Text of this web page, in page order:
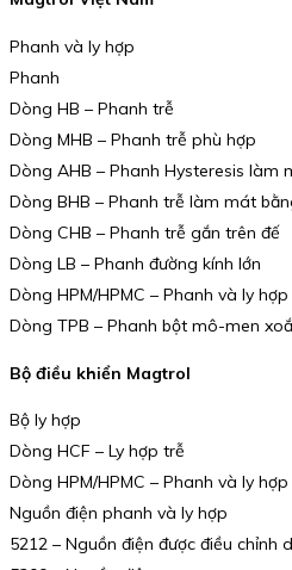
Phanh và ly hợp
Phanh
Dòng HB – Phanh trễ
Dòng MHB – Phanh trễ phù hợp
Dòng AHB – Phanh Hysteresis làm
Dòng BHB – Phanh trễ làm mát
Dòng CHB – Phanh trễ gắn trên đế
Dòng LB – Phanh đường kính lớn
Dòng HPM/HPMC – Phanh và ly
Dòng TPB – Phanh bột mô-men
Bộ điều khiển Magtrol
Bộ ly hợp
Dòng HCF – Ly hợp trễ
Dòng HPM/HPMC – Phanh và ly
Nguồn điện phanh và ly hợp
5212 – Nguồn điện được điều chỉnh